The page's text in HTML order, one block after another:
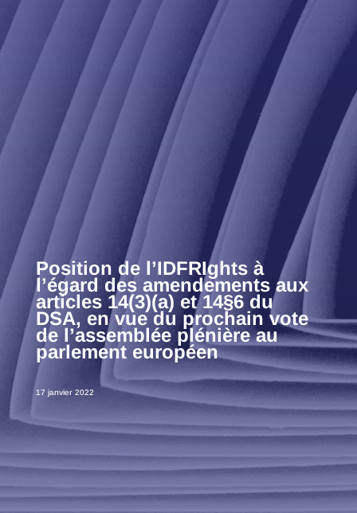
Position de l’IDFRIghts à
l’égard des amendements aux
articles 14(3)(a) et 14§6 du
DSA, en vue du prochain vote
de l’assemblée plénière au
parlement européen
17 janvier 2022